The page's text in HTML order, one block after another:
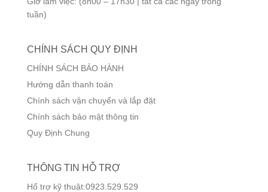
tuần)
CHÍNH SÁCH QUY ĐỊNH
CHÍNH SÁCH BẢO HÀNH
Hướng dẫn thanh toán
Chính sách vận chuyển và lắp đặt
Chính sách bảo mật thông tin
Quy Định Chung
THÔNG TIN HỖ TRỢ
Hổ trợ kỹ thuật:0923.529.529